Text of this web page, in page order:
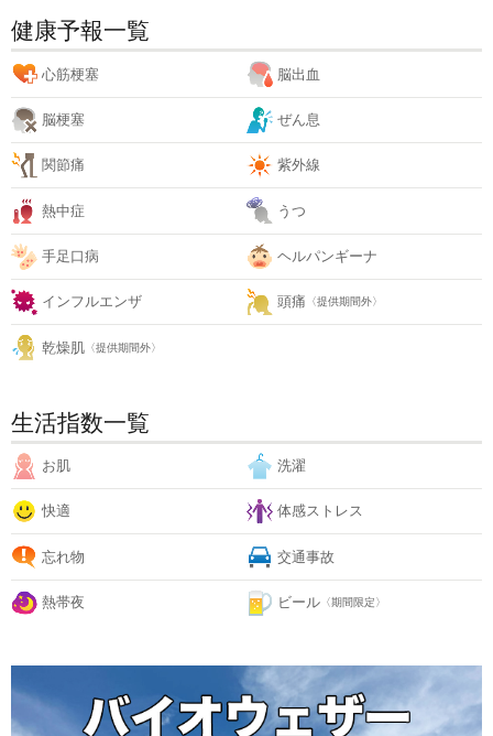
健康予報一覧
心筋梗塞 脳出血
脳梗塞 ぜん息
関節痛 紫外線
熱中症 うつ
手足口病 ヘルパンギーナ
インフルエンザ 頭痛 〈提供期間外〉
乾燥肌 〈提供期間外〉
生活指数一覧
お肌 洗濯
快適 体感ストレス
忘れ物 交通事故
熱帯夜 ビール 〈期間限定〉